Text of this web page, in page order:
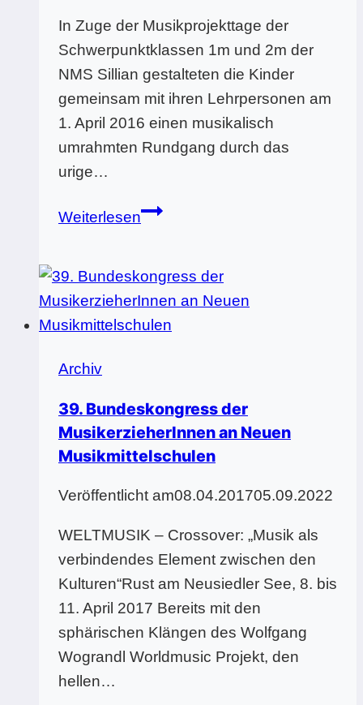
In Zuge der Musikprojekttage der
Schwerpunktklassen 1m und 2m der
NMS Sillian gestalteten die Kinder
gemeinsam mit ihren Lehrpersonen am
1. April 2016 einen musikalisch
umrahmten Rundgang durch das
urige…
WeiterlesenDorfrundgang
mit
Volksmusik
Archiv
39. Bundeskongress der
MusikerzieherInnen an Neuen
Musikmittelschulen
Veröffentlicht am08.04.201705.09.2022
WELTMUSIK – Crossover: „Musik als
verbindendes Element zwischen den
Kulturen“Rust am Neusiedler See, 8. bis
11. April 2017 Bereits mit den
sphärischen Klängen des Wolfgang
Wograndl Worldmusic Projekt, den
hellen…